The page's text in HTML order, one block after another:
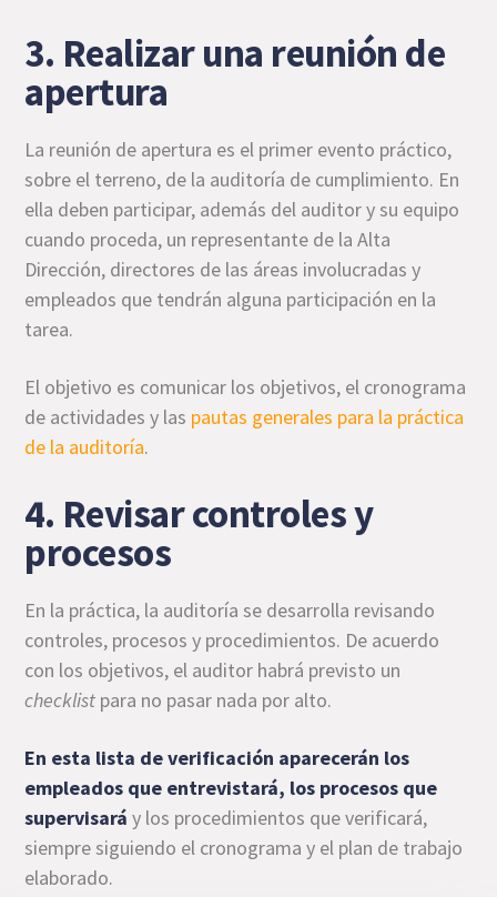
3. Realizar una reunión de
apertura
La reunión de apertura es el primer evento práctico,
sobre el terreno, de la auditoría de cumplimiento. En
ella deben participar, además del auditor y su equipo
cuando proceda, un representante de la Alta
Dirección, directores de las áreas involucradas y
empleados que tendrán alguna participación en la
tarea.
El objetivo es comunicar los objetivos, el cronograma
de actividades y las pautas generales para la práctica
de la auditoría.
4. Revisar controles y
procesos
En la práctica, la auditoría se desarrolla revisando
controles, procesos y procedimientos. De acuerdo
con los objetivos, el auditor habrá previsto un
checklist para no pasar nada por alto.
En esta lista de verificación aparecerán los
empleados que entrevistará, los procesos que
supervisará y los procedimientos que verificará,
siempre siguiendo el cronograma y el plan de trabajo
elaborado.